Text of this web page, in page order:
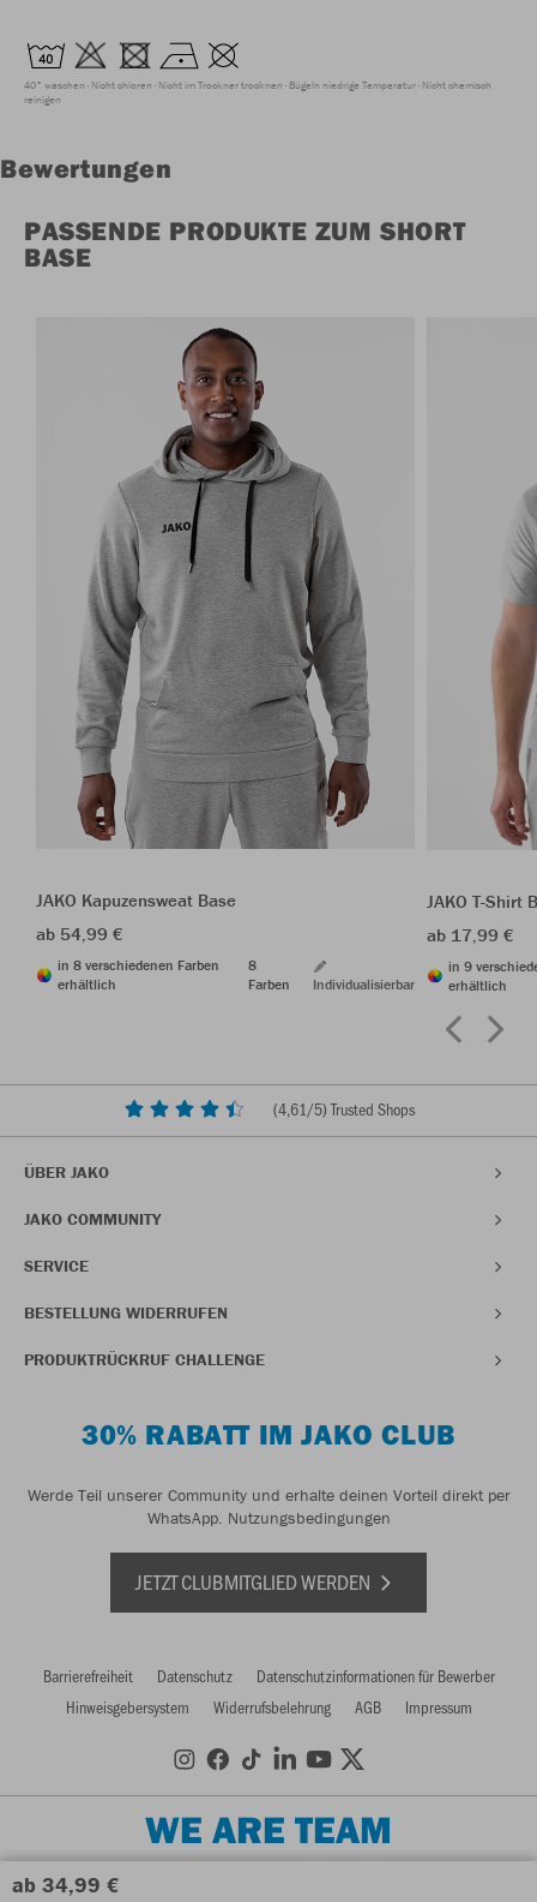
ab 34,99 €
40° waschen Nicht chloren Nicht im Trockner trocknen Bügeln niedrige Temperatur Nicht chemisch
reinigen
Bewertungen
PASSENDE PRODUKTE ZUM SHORT
BASE
JAKO Kapuzensweat Base
ab 54,99 €
in 8 verschiedenen Farben
erhältlich
8
Farben
Individualisierbar
JAKO T-Shirt
ab 17,99 €
in 9
erhältlich
(4,61/5) Trusted Shops
ÜBER JAKO
JAKO COMMUNITY
SERVICE
BESTELLUNG WIDERRUFEN
PRODUKTRÜCKRUF CHALLENGE
30% RABATT IM JAKO CLUB
Werde Teil unserer Community und erhalte deinen Vorteil direkt per
WhatsApp. Nutzungsbedingungen
JETZT CLUBMITGLIED WERDEN
Barrierefreiheit Datenschutz
Datenschutzinformationen für Bewerber
Hinweisgebersystem
Widerrufsbelehrung AGB Impressum
WE ARE TEAM